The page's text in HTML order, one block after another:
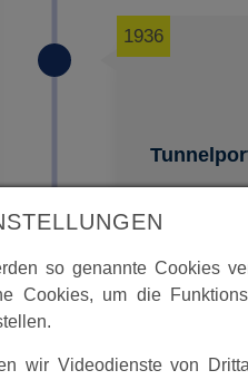
1936
so genannte Cookies
Cookies, um die
wir Videodienste von